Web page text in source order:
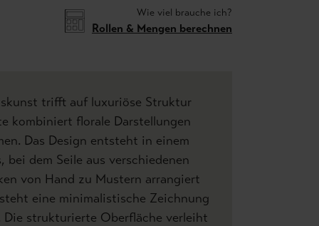
Wie viel brauche ich?
Rollen & Mengen berechnen
trifft auf luxuriöse Struktur
kombiniert florale Darstellungen
Das Design entsteht in einem
bei dem Seile aus verschiedenen
von Hand zu Mustern arrangiert
eine minimalistische Zeichnung
Die strukturierte Oberfläche verleiht